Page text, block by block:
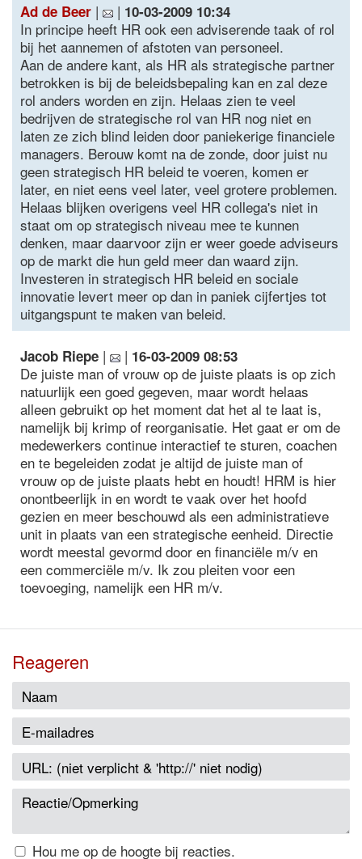
Ad de Beer | | 10-03-2009 10:34
In principe heeft HR ook een adviserende taak of rol
bij het aannemen of afstoten van personeel.
Aan de andere kant, als HR als strategische partner
betrokken is bij de beleidsbepaling kan en zal deze
rol anders worden en zijn. Helaas zien te veel
bedrijven de strategische rol van HR nog niet en
laten ze zich blind leiden door paniekerige financiele
managers. Berouw komt na de zonde, door juist nu
geen strategisch HR beleid te voeren, komen er
later, en niet eens veel later, veel grotere problemen.
Helaas blijken overigens veel HR collega's niet in
staat om op strategisch niveau mee te kunnen
denken, maar daarvoor zijn er weer goede adviseurs
op de markt die hun geld meer dan waard zijn.
Investeren in strategisch HR beleid en sociale
innovatie levert meer op dan in paniek cijfertjes tot
uitgangspunt te maken van beleid.
Jacob Riepe | | 16-03-2009 08:53
De juiste man of vrouw op de juiste plaats is op zich
natuurlijk een goed gegeven, maar wordt helaas
alleen gebruikt op het moment dat het al te laat is,
namelijk bij krimp of reorganisatie. Het gaat er om de
medewerkers continue interactief te sturen, coachen
en te begeleiden zodat je altijd de juiste man of
vrouw op de juiste plaats hebt en houdt! HRM is hier
onontbeerlijk in en wordt te vaak over het hoofd
gezien en meer beschouwd als een administratieve
unit in plaats van een strategische eenheid. Directie
wordt meestal gevormd door en financiële m/v en
een commerciële m/v. Ik zou pleiten voor een
toevoeging, namelijk een HR m/v.
Reageren
Hou me op de hoogte bij reacties.